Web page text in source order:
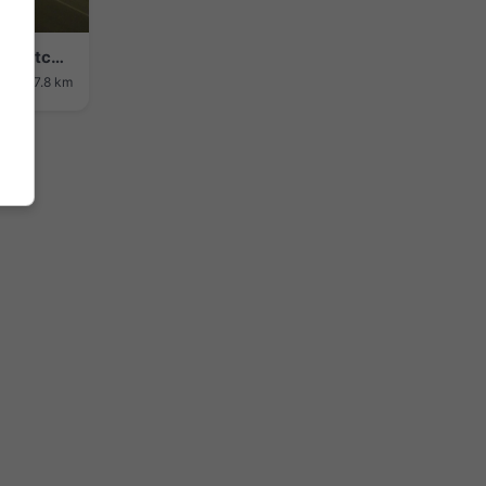
San Maha Phon: Chang Phueak Road - Ratchaphuek Road
37.8 km